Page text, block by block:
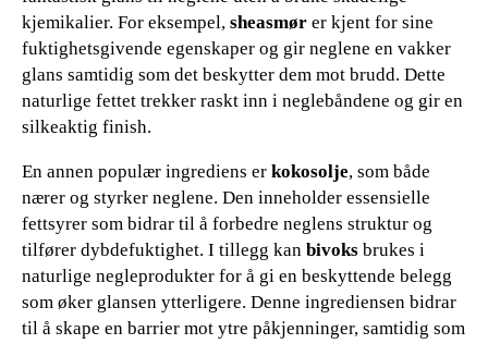
kjemikalier. For eksempel, sheasmør er kjent for sine
fuktighetsgivende egenskaper og gir neglene en vakker
glans samtidig som det beskytter dem mot brudd. Dette
naturlige fettet trekker raskt inn i neglebåndene og gir en
silkeaktig finish.
En annen populær ingrediens er kokosolje, som både
nærer og styrker neglene. Den inneholder essensielle
fettsyrer som bidrar til å forbedre neglens struktur og
tilfører dybdefuktighet. I tillegg kan bivoks brukes i
naturlige negleprodukter for å gi en beskyttende belegg
som øker glansen ytterligere. Denne ingrediensen bidrar
til å skape en barrier mot ytre påkjenninger, samtidig som